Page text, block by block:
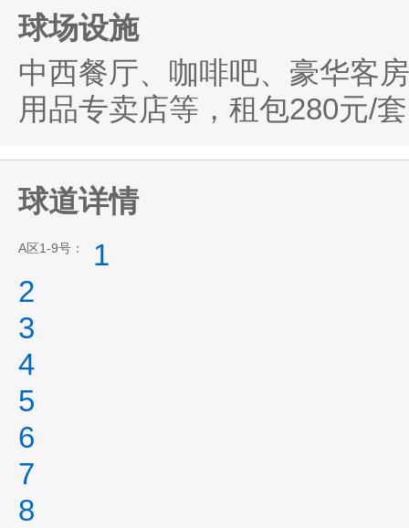
球场设施
中西餐厅、咖啡吧、豪华客
用品专卖店等，租包280元/套
球道详情
A区1-9号：
1
2
3
4
5
6
7
8